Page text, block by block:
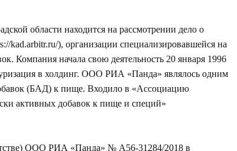
области находится на рассмотрении дело о
kad.arbitr.ru/), организации специализировавшейся на
Компания начала свою деятельность 20 января 1996
в холдинг. ООО РИА «Панда» являлось одним
(БАД) к пище. Входило в «Ассоциацию
активных добавок к пище и специй»
ООО РИА «Панда» № А56-31284/2018 в